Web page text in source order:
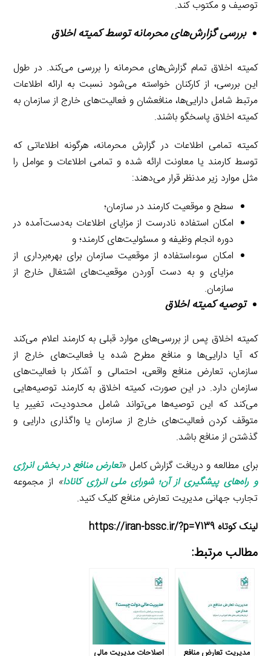
توصیف و مکتوب کند.
بررسی گزارش‌های محرمانه توسط کمیته اخلاق
کمیته اخلاق تمام گزارش‌های محرمانه را بررسی می‌کند. در طول
این بررسی، از کارکنان خواسته می‌شود نسبت به ارائه اطلاعات
مرتبط شامل دارایی‌ها، منافعشان و فعالیت‌های خارج از سازمان به
کمیته اخلاق پاسخگو باشند.
کمیته تمامی اطلاعات در گزارش محرمانه، هرگونه اطلاعاتی که
توسط کارمند یا معاونت ارائه شده و تمامی اطلاعات و عوامل را
مثل موارد زیر مدنظر قرار می‌دهند:
سطح و موقعیت کارمند در سازمان؛
امکان استفاده نادرست از مزایای اطلاعات به‌دست‌آمده در
دوره انجام وظیفه و مسئولیت‌های کارمند؛ و
امکان سوءاستفاده از موقعیت سازمان برای بهره‌برداری از
مزایای و به دست آوردن موقعیت‌های اشتغال خارج از
سازمان.
توصیه کمیته اخلاق
کمیته اخلاق پس از بررسی‌های موارد قبلی به کارمند اعلام می‌کند
که آیا دارایی‌ها و منافع مطرح شده یا فعالیت‌های خارج از
سازمان، تعارض منافع واقعی، احتمالی و آشکار با فعالیت‌های
سازمان دارد. در این صورت، کمیته اخلاق به کارمند توصیه‌هایی
می‌کند که این توصیه‌ها می‌تواند شامل محدودیت، تغییر یا
متوقف کردن فعالیت‌های خارج از سازمان یا واگذاری دارایی و
گذشتن از منافع باشد.
برای مطالعه و دریافت گزارش کامل «تعارض منافع در بخش انرژی
و راه‌های پیشگیری از آن؛ شورای ملی انرژی کانادا» از مجموعه
تجارب جهانی مدیریت تعارض منافع کلیک کنید.
لینک کوتاه https://iran-bssc.ir/?p=7139
مطالب مرتبط:
مدیریت تعارض منافع اصلاحات مدیریت مالی